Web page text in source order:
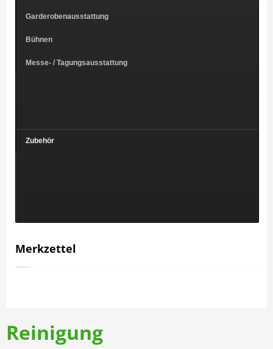
Garderobenausstattung
Bühnen
Messe- / Tagungsausstattung
Zubehör
Merkzettel
Reinigung